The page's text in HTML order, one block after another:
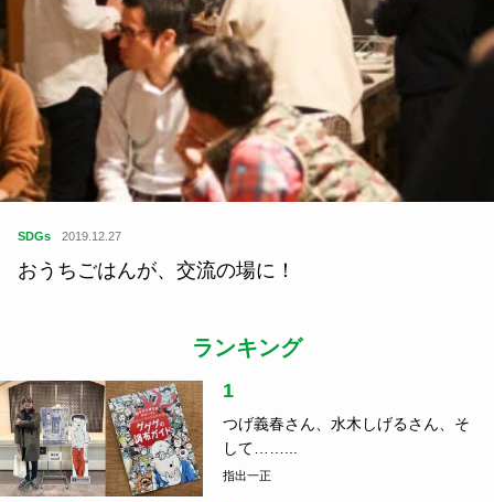
SDGs 2019.12.27
おうちごはんが、交流の場に！
ランキング
1
つげ義春さん、水木しげるさん、そ
して……...
指出一正